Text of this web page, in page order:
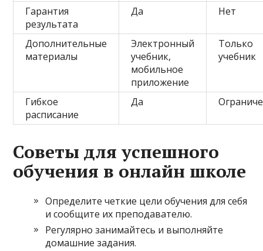
Гарантия
результата
Да Нет
Дополнительные
материалы
Электронный
учебник,
мобильное
приложение
Только
учебник
Гибкое
расписание
Да
Советы для успешного
обучения в онлайн школе
Определите четкие цели обучения для себя
и сообщите их преподавателю.
Регулярно занимайтесь и выполняйте
домашние задания.